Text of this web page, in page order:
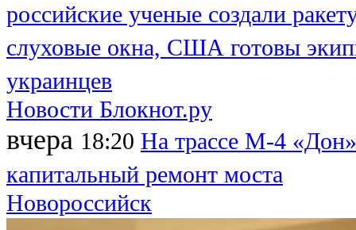
российские ученые создали
слуховые окна, США готовы
украинцев
Новости Блокнот.ру
вчера 18:20 На трассе М-4 «Дон»
капитальный ремонт моста
Новороссийск